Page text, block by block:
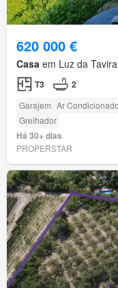
620 000 €
Casa em Luz da
T3 2
Garajem Ar Condicionado
Grelhador
Há 30+ dias
PROPERSTAR